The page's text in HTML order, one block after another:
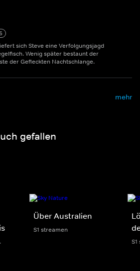
sich Steve eine Verfolgungsjagd
Wenig später bestaunt der
der Gefleckten Nachtschlange.
mehr
gefallen
Über Australien
S1 streamen